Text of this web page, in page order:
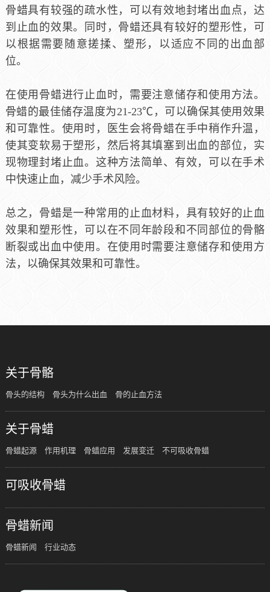
骨蜡具有较强的疏水性，可以有效地封堵出血点，达
到止血的效果。同时，骨蜡还具有较好的塑形性，可
以根据需要随意搓揉、塑形，以适应不同的出血部
位。
在使用骨蜡进行止血时，需要注意储存和使用方法。
骨蜡的最佳储存温度为21-23℃，可以确保其使用效果
和可靠性。使用时，医生会将骨蜡在手中稍作升温，
使其变软易于塑形，然后将其填塞到出血的部位，实
现物理封堵止血。这种方法简单、有效，可以在手术
中快速止血，减少手术风险。
总之，骨蜡是一种常用的止血材料，具有较好的止血
效果和塑形性，可以在不同年龄段和不同部位的骨骼
断裂或出血中使用。在使用时需要注意储存和使用方
法，以确保其效果和可靠性。
关于骨骼
骨头的结构 骨头为什么出血 骨的止血方法
关于骨蜡
骨蜡起源 作用机理 骨蜡应用 发展变迁 不可吸收骨蜡
可吸收骨蜡
骨蜡新闻
骨蜡新闻 行业动态